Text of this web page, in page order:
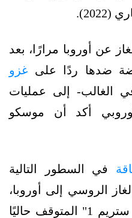
عن أوروبا مرارًا، بعد
ضدها ردًا على غزو
الغالب- إلى عمليات
أكد أن موسكو
في السطور التالية
الروسي إلى أوروبا،
بما فيها خط أنابيب "نورد ستريم 1" المتوقف حاليًا